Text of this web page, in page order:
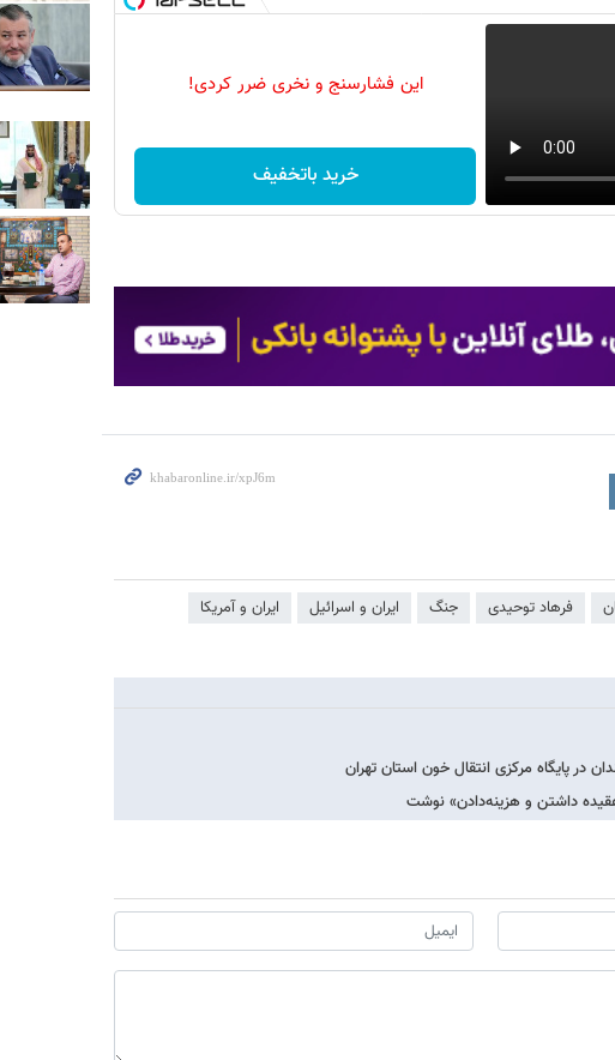
این فشارسنج و نخری ضرر کردی!
خرید باتخفیف
فرهاد توحیدی جنگ ایران و اسرائیل ایران و آمریکا
در پایگاه مرکزی انتقال خون استان تهران
داشتن و هزینه‌دادن» نوشت